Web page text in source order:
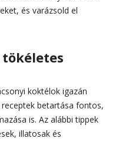
és varázsold el
koktélok igazán
betartása fontos,
is. Az alábbi tippek
illatosak és